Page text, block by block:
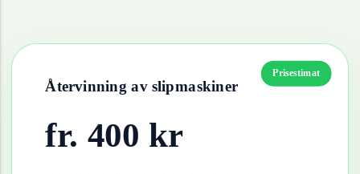
Prisestimat
Återvinning av slipmaskiner
fr. 400 kr